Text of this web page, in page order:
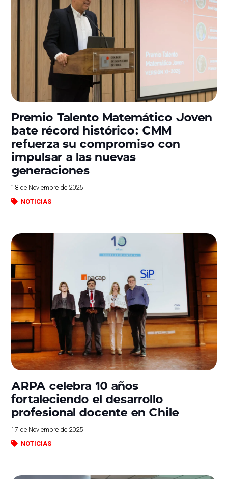
Premio Talento Matemático Joven
bate récord histórico: CMM
refuerza su compromiso con
impulsar a las nuevas
generaciones
18 de Noviembre de 2025
NOTICIAS
ARPA celebra 10 años
fortaleciendo el desarrollo
profesional docente en Chile
17 de Noviembre de 2025
NOTICIAS